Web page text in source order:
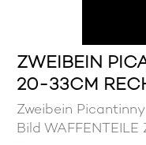
ZWEIBEIN
20-33CM
Zweibein
Bild WAFFENTEILE